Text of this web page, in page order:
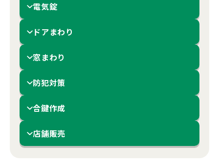
電気錠
ドアまわり
窓まわり
防犯対策
合鍵作成
店舗販売